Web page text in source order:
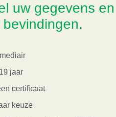
uw gegevens en
jaar
certificaat
keuze